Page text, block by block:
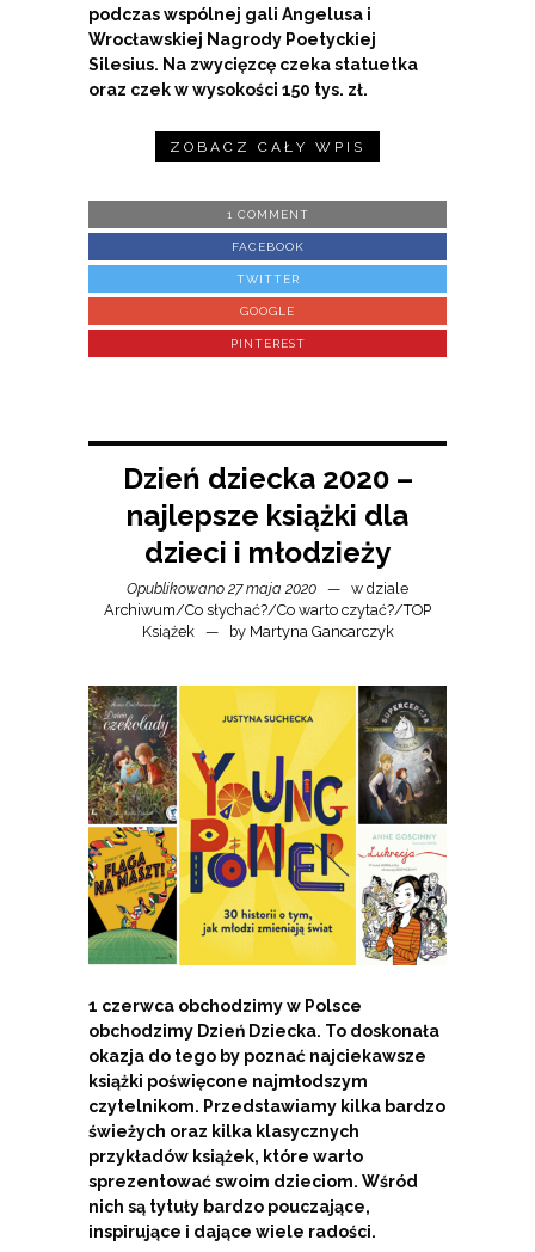
podczas wspólnej gali Angelusa i
Wrocławskiej Nagrody Poetyckiej
Silesius. Na zwycięzcę czeka statuetka
oraz czek w wysokości 150 tys. zł.
ZOBACZ CAŁY WPIS
1 COMMENT
FACEBOOK
TWITTER
GOOGLE
PINTEREST
Dzień dziecka 2020 –
najlepsze książki dla
dzieci i młodzieży
Opublikowano 27 maja 2020
w dziale
Archiwum/Co słychać?/Co warto czytać?/TOP
Książek
by Martyna Gancarczyk
1 czerwca obchodzimy w Polsce
obchodzimy Dzień Dziecka. To doskonała
okazja do tego by poznać najciekawsze
książki poświęcone najmłodszym
czytelnikom. Przedstawiamy kilka bardzo
świeżych oraz kilka klasycznych
przykładów książek, które warto
sprezentować swoim dzieciom. Wśród
nich są tytuły bardzo pouczające,
inspirujące i dające wiele radości.